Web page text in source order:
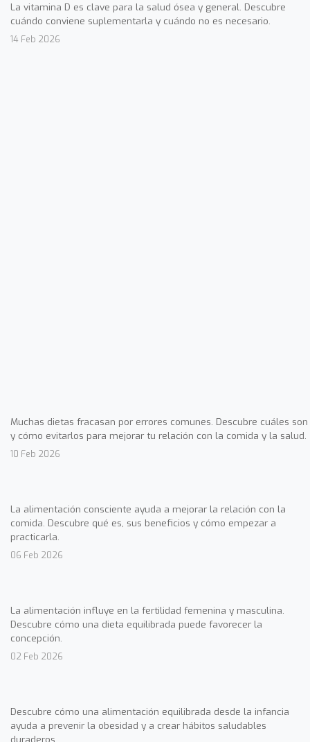
La vitamina D es clave para la salud ósea y general. Descubre
cuándo conviene suplementarla y cuándo no es necesario.
14 Feb 2026
Muchas dietas fracasan por errores comunes. Descubre cuáles son
y cómo evitarlos para mejorar tu relación con la comida y la salud.
10 Feb 2026
La alimentación consciente ayuda a mejorar la relación con la
comida. Descubre qué es, sus beneficios y cómo empezar a
practicarla.
06 Feb 2026
La alimentación influye en la fertilidad femenina y masculina.
Descubre cómo una dieta equilibrada puede favorecer la
concepción.
02 Feb 2026
Descubre cómo una alimentación equilibrada desde la infancia
ayuda a prevenir la obesidad y a crear hábitos saludables
duraderos.